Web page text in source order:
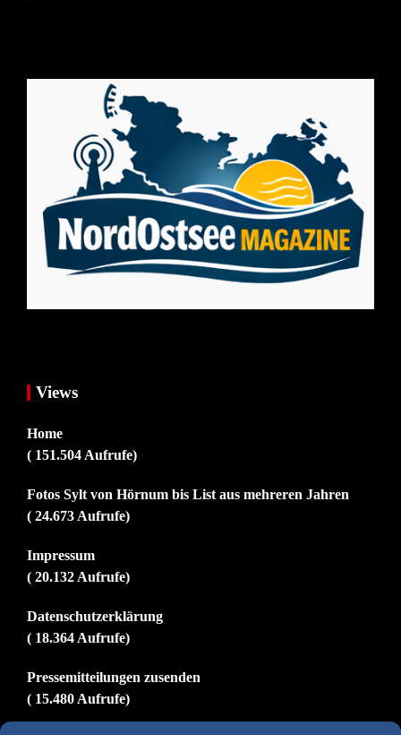
Views
Home
( 151.504 Aufrufe)
Fotos Sylt von Hörnum bis List aus mehreren Jahren
( 24.673 Aufrufe)
Impressum
( 20.132 Aufrufe)
Datenschutzerklärung
( 18.364 Aufrufe)
Pressemitteilungen zusenden
( 15.480 Aufrufe)